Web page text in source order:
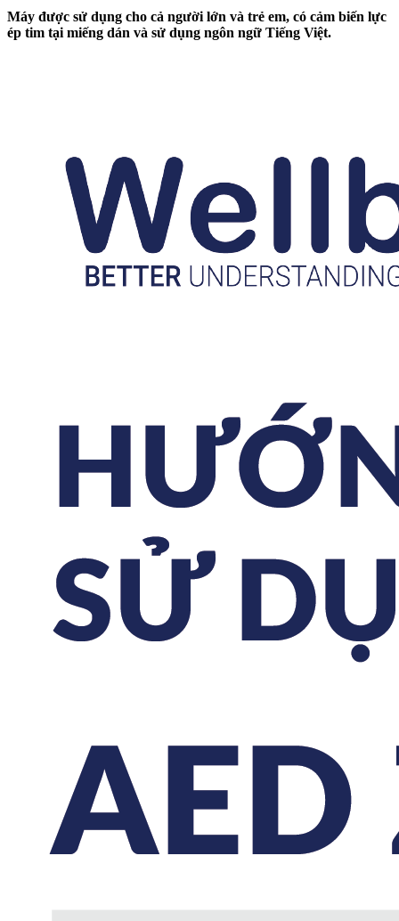
Máy được sử dụng cho cả người lớn và trẻ em, có cảm biến lực
ép tim tại miếng dán và sử dụng ngôn ngữ Tiếng Việt.